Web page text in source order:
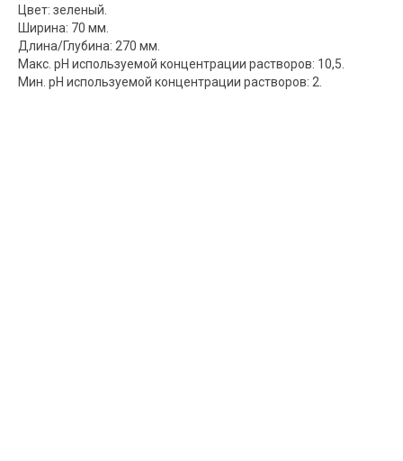
Цвет: зеленый.
Ширина: 70 мм.
Длина/Глубина: 270 мм.
Макс. pH используемой концентрации растворов: 10,5.
Мин. pH используемой концентрации растворов: 2.